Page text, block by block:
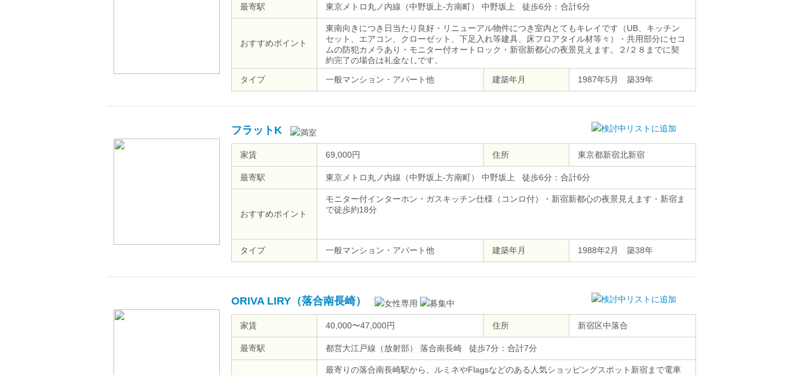
最寄駅 東京メトロ丸ノ内線（中野坂上-方南町） 中野坂上 徒歩6分：合計6分
おすすめポイント
東南向きにつき日当たり良好・リニューアル物件につき室内とてもキレイです（UB、キッチン
セット、エアコン、クローゼット、下足入れ等建具、床フロアタイル材等々）・共用部分にセコ
ムの防犯カメラあり・モニター付オートロック・新宿新都心の夜景見えます。２/２８までに契
約完了の場合は礼金なしです。
タイプ
一般マンション・アパート他 建築年月 1987年5月 築39年
フラットK
家賃 69,000円 住所 東京都新宿北新宿
最寄駅 東京メトロ丸ノ内線（中野坂上-方南町） 中野坂上 徒歩6分：合計6分
おすすめポイント
モニター付インターホン・ガスキッチン仕様（コンロ付）・新宿新都心の夜景見えます・新宿ま
で徒歩約18分
タイプ 一般マンション・アパート他 建築年月 1988年2月 築38年
ORIVA LIRY（落合南長崎）
家賃 40,000〜47,000円 住所 新宿区中落合
最寄駅 都営大江戸線（放射部） 落合南長崎 徒歩7分：合計7分
最寄りの落合南長崎駅から、ルミネやFlagsなどのある人気ショッピングスポット新宿まで電車